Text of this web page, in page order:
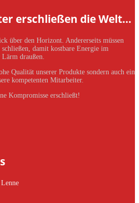
erschließen die Welt…
über den Horizont. Andererseits müssen
damit kostbare Energie im
Lärm draußen.
Qualität unserer Produkte sondern auch ein
kompetenten Mitarbeiter.
Kompromisse erschließt!